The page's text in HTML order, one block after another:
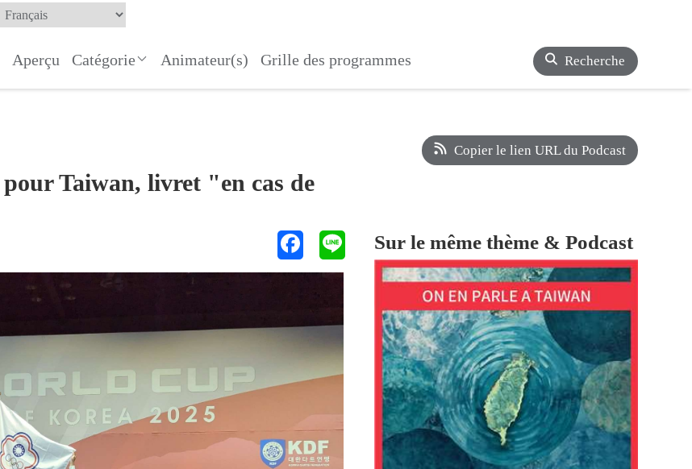
Aperçu Catégorie Animateur(s) Grille des programmes Recherche
Taiwan, livret "en cas de
Copier le lien URL du Podcast
Sur le même thème & Podcast